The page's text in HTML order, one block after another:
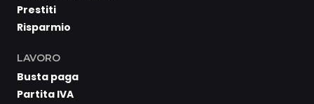
Prestiti
Risparmio
LAVORO
Busta paga
Partita IVA